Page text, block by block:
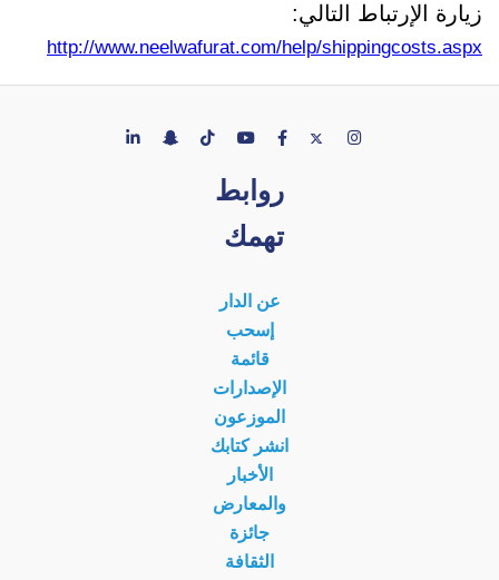
زيارة الإرتباط التالي:
http://www.neelwafurat.com/help/shippingcosts.aspx
روابط
تهمك
عن الدار
إسحب
قائمة
الإصدارات
الموزعون
انشر كتابك
الأخبار
والمعارض
جائزة
الثقافة